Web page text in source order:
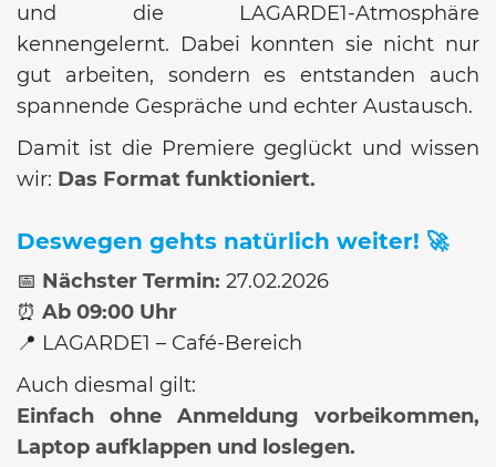
und die LAGARDE1-Atmosphäre
kennengelernt. Dabei konnten sie nicht nur
gut arbeiten, sondern es entstanden auch
spannende Gespräche und echter Austausch.
Damit ist die Premiere geglückt und wissen
wir: Das Format funktioniert.
Deswegen gehts natürlich weiter! 🚀
📅 Nächster Termin: 27.02.2026
⏰ Ab 09:00 Uhr
📍 LAGARDE1 – Café-Bereich
Auch diesmal gilt:
Einfach ohne Anmeldung vorbeikommen,
Laptop aufklappen und loslegen.